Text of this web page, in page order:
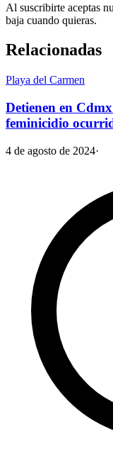
Al suscribirte aceptas
baja cuando quieras.
Relacionadas
Playa del Carmen
Detienen en
feminicidio
4 de agosto de 2024·